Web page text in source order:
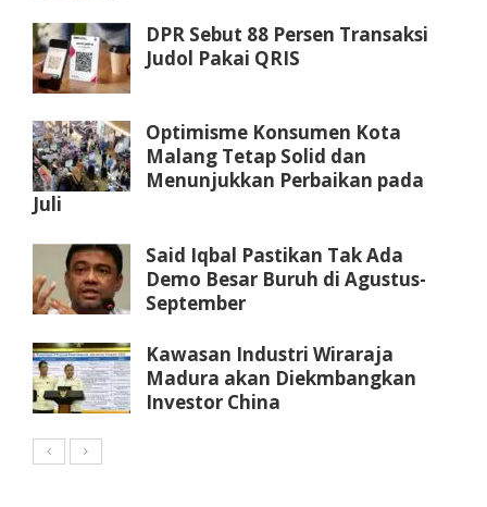
DPR Sebut 88 Persen Transaksi
Judol Pakai QRIS
Optimisme Konsumen Kota
Malang Tetap Solid dan
Menunjukkan Perbaikan pada
Juli
Said Iqbal Pastikan Tak Ada
Demo Besar Buruh di Agustus-
September
Kawasan Industri Wiraraja
Madura akan Diekmbangkan
Investor China